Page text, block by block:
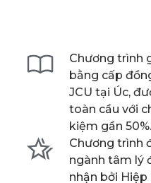
Chương trình
bằng cấp
JCU tại Úc,
toàn cầu với
kiệm gần
Chương trình
ngành tâm lý
nhận bởi